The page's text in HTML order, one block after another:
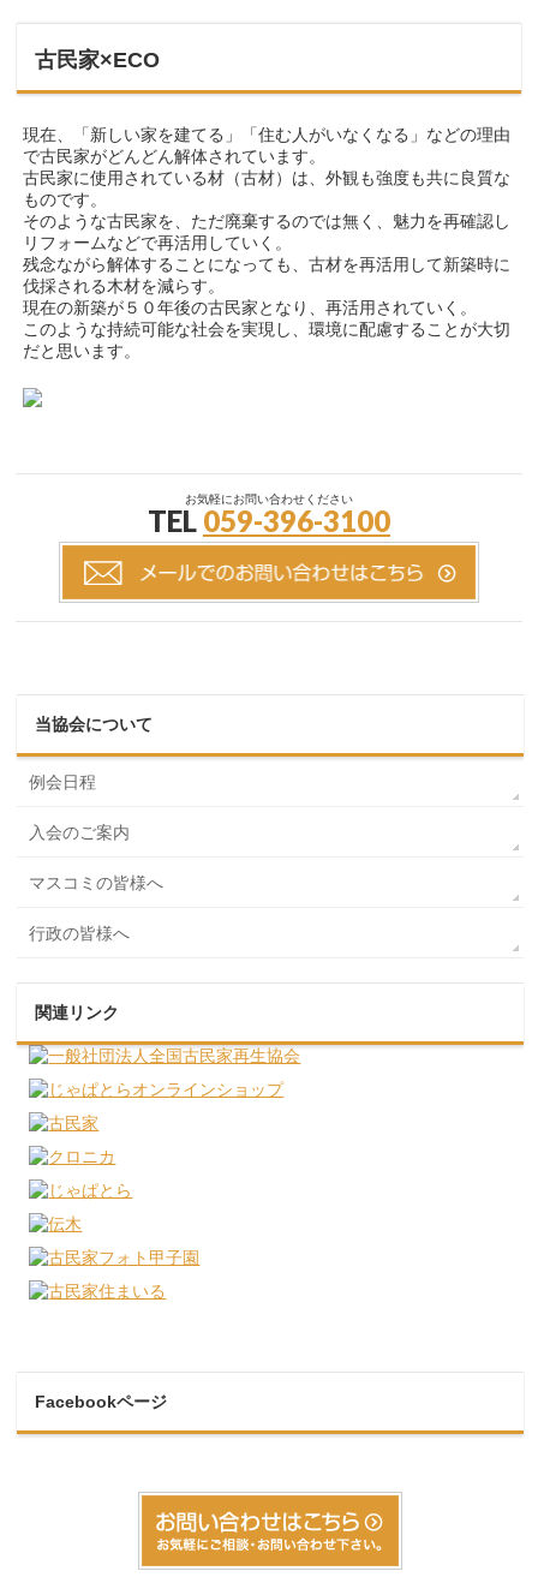
古民家×ECO
現在、「新しい家を建てる」「住む人がいなくなる」などの理由
で古民家がどんどん解体されています。
古民家に使用されている材（古材）は、外観も強度も共に良質な
ものです。
そのような古民家を、ただ廃棄するのでは無く、魅力を再確認し
リフォームなどで再活用していく。
残念ながら解体することになっても、古材を再活用して新築時に
伐採される木材を減らす。
現在の新築が５０年後の古民家となり、再活用されていく。
このような持続可能な社会を実現し、環境に配慮することが大切
だと思います。
お気軽にお問い合わせください
TEL 059-396-3100
当協会について
例会日程
入会のご案内
マスコミの皆様へ
行政の皆様へ
関連リンク
Facebookページ